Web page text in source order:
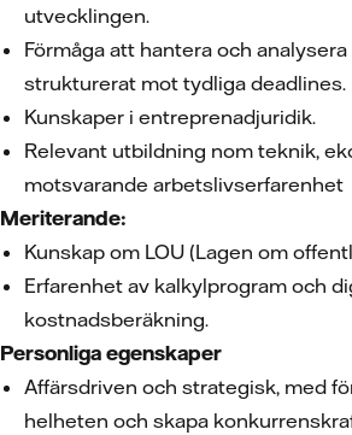
utvecklingen.
Förmåga att hantera och
strukturerat mot tydliga deadlines.
Kunskaper i entreprenadjuridik.
Relevant utbildning nom teknik,
motsvarande arbetslivserfarenhet
Meriterande:
Kunskap om LOU (Lagen om
Erfarenhet av kalkylprogram och
kostnadsberäkning.
Personliga egenskaper
Affärsdriven och strategisk, med
helheten och skapa